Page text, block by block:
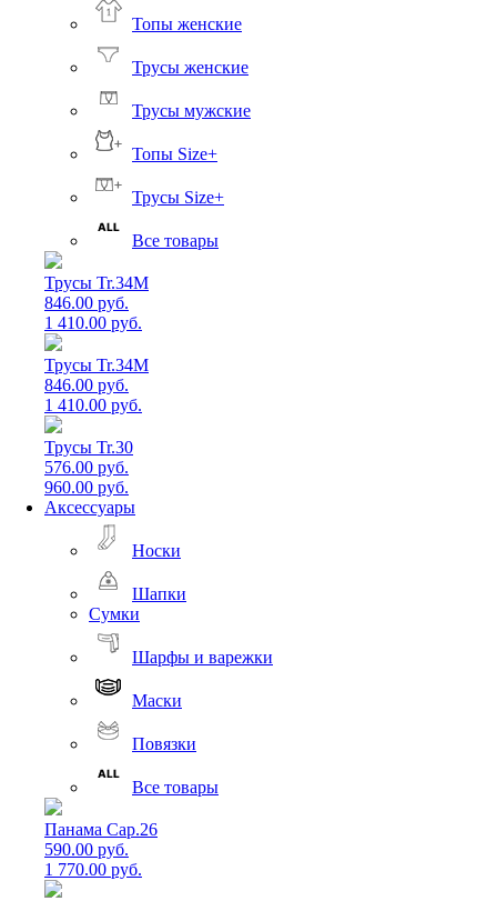
Топы женские
Трусы женские
Трусы мужские
Топы Size+
Трусы Size+
Все товары
Трусы Tr.34M
846.00 руб.
1 410.00 руб.
Трусы Tr.34M
846.00 руб.
1 410.00 руб.
Трусы Tr.30
576.00 руб.
960.00 руб.
Аксессуары
Носки
Шапки
Сумки
Шарфы и варежки
Маски
Повязки
Все товары
Панама Cap.26
590.00 руб.
1 770.00 руб.